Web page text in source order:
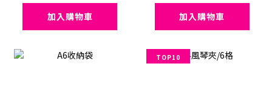
加入購物車 加入購物車
TOP10